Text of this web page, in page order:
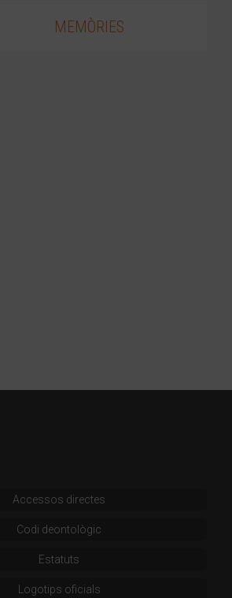
MEMÒRIES
Accessos directes
Codi deontològic
Estatuts
Logotips oficials